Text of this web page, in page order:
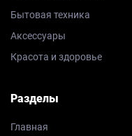
Бытовая техника
Аксессуары
Красота и здоровье
Разделы
Главная